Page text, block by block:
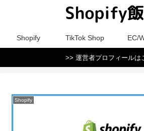
Shopify TikTok Shop EC/
>> 運営者プロフィールは
Shopify